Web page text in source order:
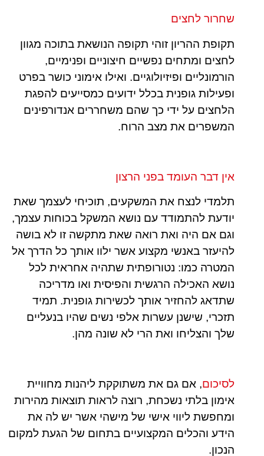
שחרור לחצים
תקופת ההריון זוהי תקופה הנושאת בתוכה מגוון
לחצים ומתחים נפשיים חיצוניים ופנימיים,
הורמונליים ופיזיולוגיים. ואילו אימוני כושר בפרט
ופעילות גופנית בכלל ידועים כמסייעים להפגת
הלחצים על ידי כך שהם משחררים אנדורפינים
המשפרים את מצב הרוח.
אין דבר העומד בפני הרצון
תלמדי לנצח את המשקעים, תוכיחי לעצמך שאת
יודעת להתמודד עם נושא המשקל בכוחות עצמך,
וגם אם היה ואת רואה שאת מתקשה זו לא בושה
להיעזר באנשי מקצוע אשר ילוו אותך כל הדרך אל
המטרה כמו: נטורופתית שתהיה אחראית לכל
נושא האכילה הרגשית והפיסית ואו מדריכה
שתדאג להחזיר אותך לכשירות גופנית. תמיד
תזכרי, שישנן עשרות אלפי נשים שהיו בנעליים
שלך והצליחו ואת הרי לא שונה מהן.
לסיכום, אם גם את משתוקקת ליהנות מחוויית
אימון בלתי נשכחת, רוצה לראות תוצאות מהירות
ומחפשת ליווי אישי של מישהי אשר יש לה את
הידע והכלים המקצועיים בתחום של הגעת למקום
הנכון.